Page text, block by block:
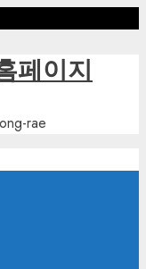
페이지
rae